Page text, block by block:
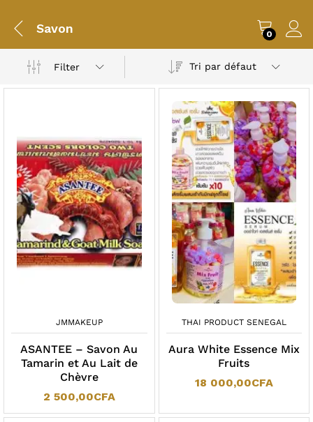
Savon 0
Filter Tri par défaut
JMMAKEUP
ASANTEE – Savon Au
Tamarin et Au Lait de
Chèvre
2 500,00CFA
THAI PRODUCT SENEGAL
Aura White Essence Mix
Fruits
18 000,00CFA